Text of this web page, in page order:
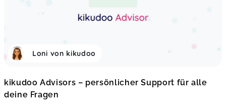
Loni von kikudoo
kikudoo Advisors – persönlicher Support für alle
deine Fragen